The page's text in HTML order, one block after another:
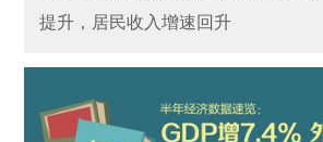
提升，居民收入增速回升